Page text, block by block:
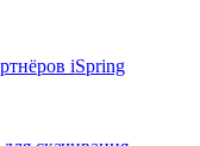
iSpring